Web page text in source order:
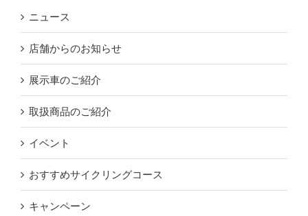
ニュース
店舗からのお知らせ
展示車のご紹介
取扱商品のご紹介
イベント
おすすめサイクリングコース
キャンペーン